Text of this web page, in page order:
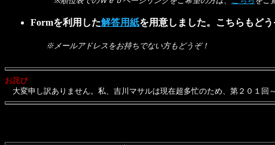
Formを利用した解答用紙を用意しました。こちらもどう
※メールアドレスをお持ちでない方もどうぞ！
お詫び
大変申し訳ありません。私、吉川マサルは現在超多忙のため、第２０１回